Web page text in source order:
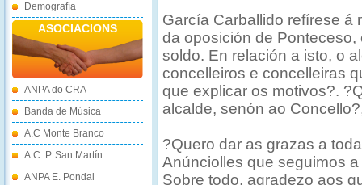
Demografía
ASOCIACIONS
ANPA do CRA
Banda de Música
A.C Monte Branco
A.C. P. San Martín
ANPA E. Pondal
García Carballido refírese á
da oposición de
soldo. En relación a isto, o
concelleiros e concelleiras
que explicar os motivos?.
alcalde, senón ao
?Quero dar as grazas a
Anúnciolles que seguimos
Sobre todo, agradezo aos